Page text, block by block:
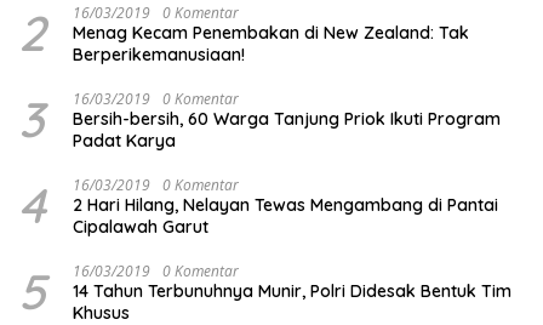
2 16/03/2019 0 Komentar
Menag Kecam Penembakan di New Zealand: Tak
Berperikemanusiaan!
3 16/03/2019 0 Komentar
Bersih-bersih, 60 Warga Tanjung Priok Ikuti Program
Padat Karya
4 16/03/2019 0 Komentar
2 Hari Hilang, Nelayan Tewas Mengambang di Pantai
Cipalawah Garut
5 16/03/2019 0 Komentar
14 Tahun Terbunuhnya Munir, Polri Didesak Bentuk Tim
Khusus